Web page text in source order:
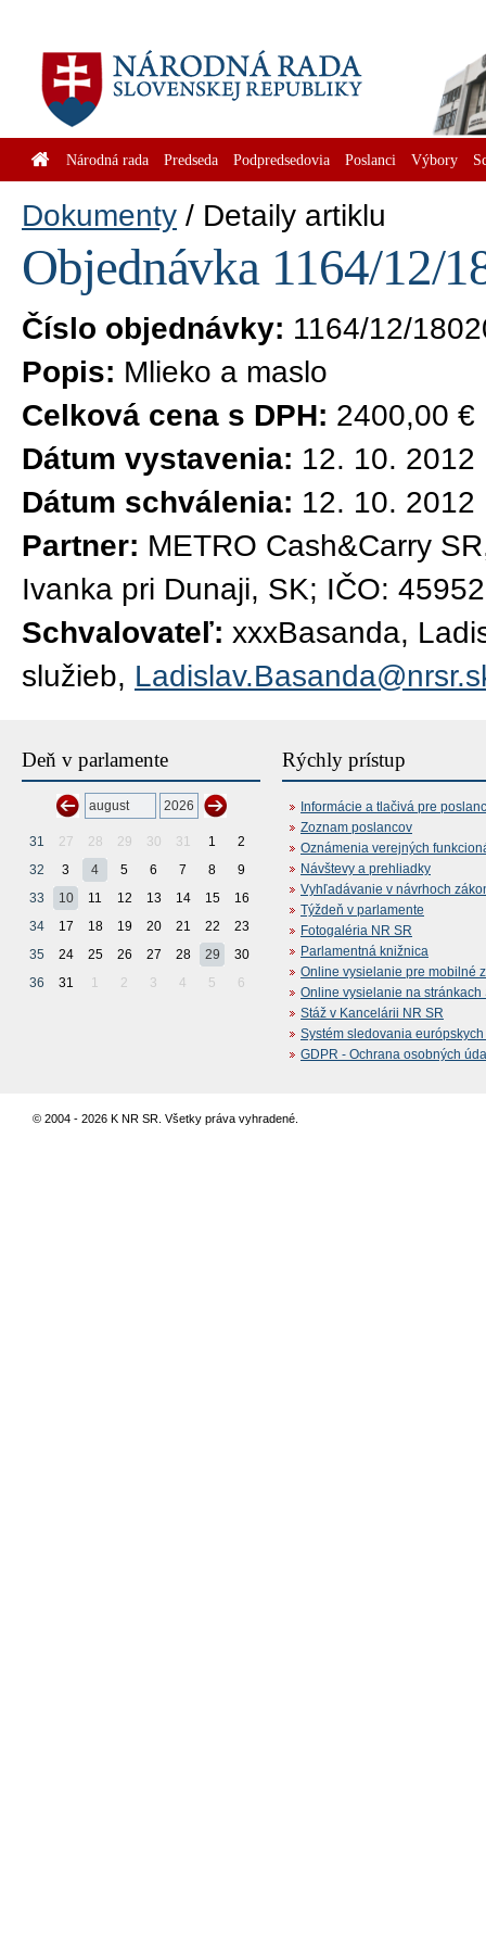
Národná rada Predseda Podpredsedovia Poslanci Výbory
Dokumenty Detaily artiklu
Objednávka 1164/12/
Číslo objednávky: 1164/12/
Popis: Mlieko a maslo
Celková cena s DPH: 2400,00 €
Dátum vystavenia: 12. 10. 2012
Dátum schválenia: 12. 10. 2012
Partner: METRO Cash&Carry
Ivanka pri Dunaji, SK; IČO:
Schvalovateľ: xxxBasanda,
služieb,
Deň v parlamente
31 27 28 29 30 31 1
2
32
3 4 5 6 7 8
9
33
10 11 12 13 14 15
16
34
17 18 19 20 21 22
23
35
24 25 26 27 28 29
30
36
31 1 2 3 4 5 6
Rýchly prístup
Informácie a tlačivá pre
Zoznam poslancov
Oznámenia verejných
Návštevy a prehliadky
Vyhľadávanie v návrhoch
Týždeň v parlamente
Fotogaléria NR SR
Parlamentná knižnica
Online vysielanie pre mobilné
Online vysielanie na stránkach
Stáž v Kancelárii NR SR
Systém sledovania
GDPR - Ochrana osobných
© 2004 - 2026 K NR SR. Všetky práva vyhradené.